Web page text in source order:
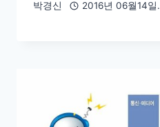
박경신 2016년 06월14일.